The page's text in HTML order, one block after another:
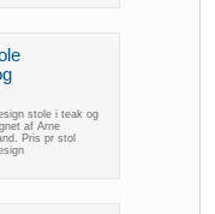
stole i teak og
af Arne
Pris pr stol